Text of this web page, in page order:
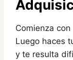
Comienza
Luego haces
y te resulta